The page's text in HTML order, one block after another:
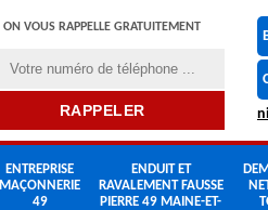
ON VOUS RAPPELLE GRATUITEMENT
ENTREPRISE
MAÇONNERIE
49
ENDUIT ET
RAVALEMENT FAUSSE
PIERRE 49 MAINE-ET-